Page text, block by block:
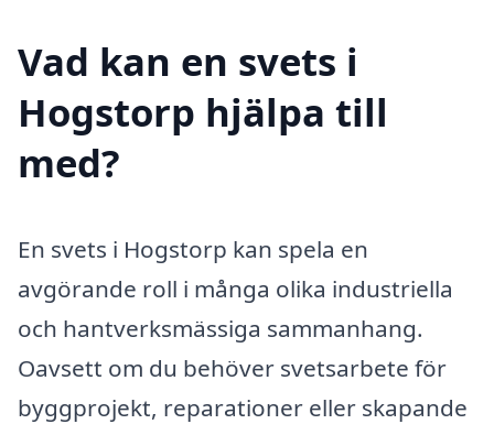
Vad kan en svets i
Hogstorp hjälpa till
med?
En svets i Hogstorp kan spela en
avgörande roll i många olika industriella
och hantverksmässiga sammanhang.
Oavsett om du behöver svetsarbete för
byggprojekt, reparationer eller skapande